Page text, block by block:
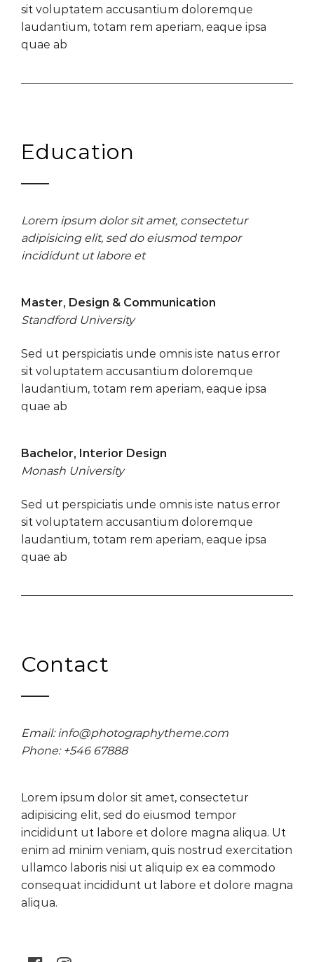
sit voluptatem accusantium doloremque
laudantium, totam rem aperiam, eaque ipsa
quae ab
Education
Lorem ipsum dolor sit amet, consectetur
adipisicing elit, sed do eiusmod tempor
incididunt ut labore et
Master, Design & Communication
Standford University
Sed ut perspiciatis unde omnis iste natus error
sit voluptatem accusantium doloremque
laudantium, totam rem aperiam, eaque ipsa
quae ab
Bachelor, Interior Design
Monash University
Sed ut perspiciatis unde omnis iste natus error
sit voluptatem accusantium doloremque
laudantium, totam rem aperiam, eaque ipsa
quae ab
Contact
Email: info@photographytheme.com
Phone: +546 67888
Lorem ipsum dolor sit amet, consectetur
adipisicing elit, sed do eiusmod tempor
incididunt ut labore et dolore magna aliqua. Ut
enim ad minim veniam, quis nostrud exercitation
ullamco laboris nisi ut aliquip ex ea commodo
consequat incididunt ut labore et dolore magna
aliqua.